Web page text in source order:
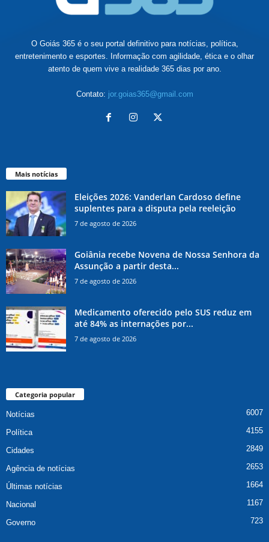
O Goiás 365 é o seu portal definitivo para notícias, política,
entretenimento e esportes. Informação com agilidade, ética e o olhar
atento de quem vive a realidade 365 dias por ano.
Contato: jor.goias365@gmail.com
Mais notícias
Eleições 2026: Vanderlan Cardoso define
suplentes para a disputa pela reeleição
7 de agosto de 2026
Goiânia recebe Novena de Nossa Senhora da
Assunção a partir desta...
7 de agosto de 2026
Medicamento oferecido pelo SUS reduz em
até 84% as internações por...
7 de agosto de 2026
Categoria popular
Notícias 6007
Política 4155
Cidades 2849
Agência de notícias 2653
Últimas notícias 1664
Nacional 1167
Governo 723